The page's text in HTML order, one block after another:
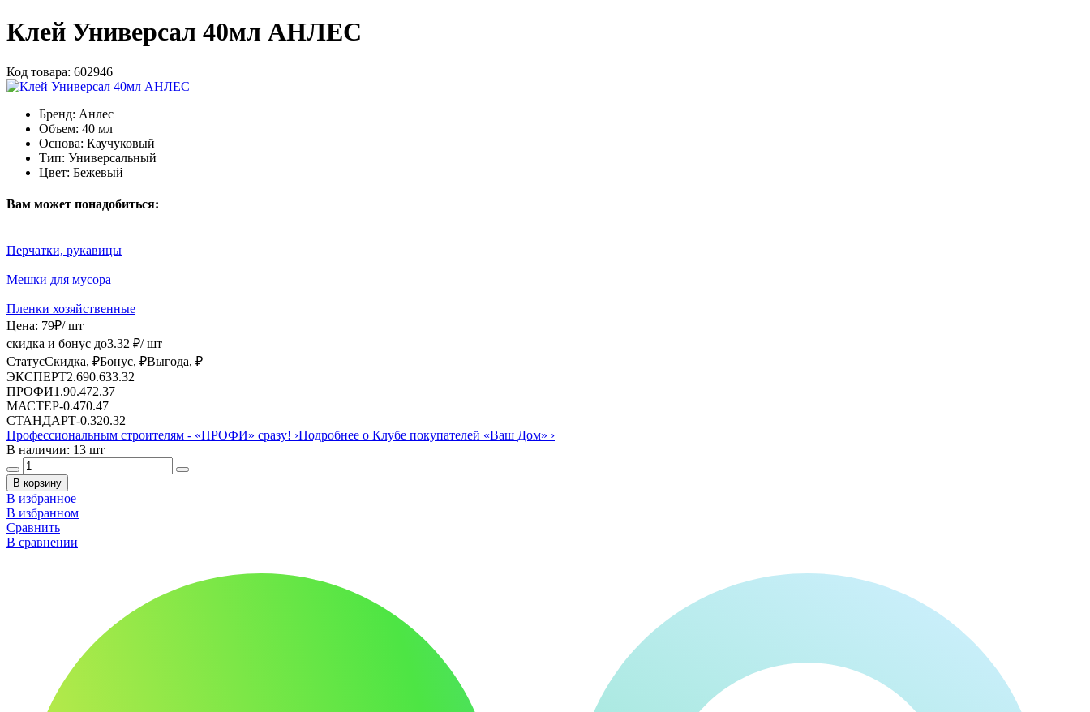
Клей Универсал 40мл АНЛЕС
Код товара: 602946
Бренд: Анлес
Объем: 40 мл
Основа: Каучуковый
Тип: Универсальный
Цвет: Бежевый
Вам может понадобиться:
Перчатки, рукавицы
Мешки для мусора
Пленки хозяйственные
Цена: 79₽/ шт
скидка и бонус до3.32 ₽/ шт
СтатусСкидка, ₽Бонус, ₽Выгода, ₽
ЭКСПЕРТ2.690.633.32
ПРОФИ1.90.472.37
МАСТЕР-0.470.47
СТАНДАРТ-0.320.32
Профессиональным строителям - «ПРОФИ» сразу! ›Подробнее о Клубе покупателей «Ваш Дом» ›
В наличии: 13 шт
В корзину
В избранное
В избранном
Сравнить
В сравнении